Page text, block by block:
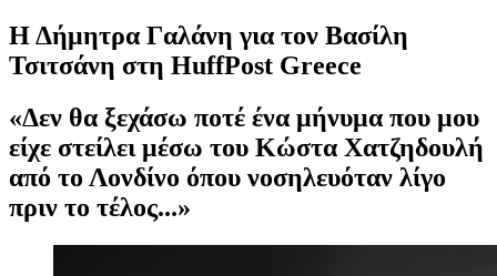
Η Δήμητρα Γαλάνη για τον Βασίλη
Τσιτσάνη στη HuffPost Greece
«Δεν θα ξεχάσω ποτέ ένα μήνυμα που μου
είχε στείλει μέσω του Κώστα Χατζηδουλή
από το Λονδίνο όπου νοσηλευόταν λίγο
πριν το τέλος...»